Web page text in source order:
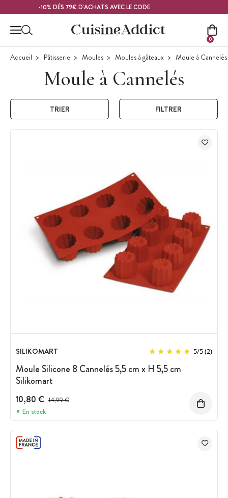
Contenu principal-10% DÈS 79€ D'ACHATS AVEC LE CODE
0
Accueil Pâtisserie Moules Moules à gâteaux Moule à Cannelés
Moule à Cannelés
TRIER FILTRER
SILIKOMART 5/5(2)
Moule Silicone 8 Cannelés 5,5 cm x H 5,5 cm
Silikomart
10,80 € Prix avant réduction :
14,99 €
En stock